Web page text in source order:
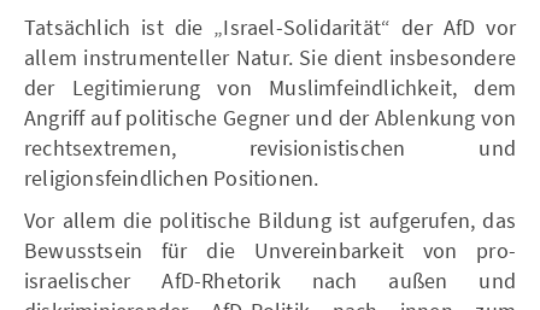
Tatsächlich ist die „Israel-Solidarität“ der AfD vor
allem instrumenteller Natur. Sie dient insbesondere
der Legitimierung von Muslimfeindlichkeit, dem
Angriff auf politische Gegner und der Ablenkung von
rechtsextremen, revisionistischen und
religionsfeindlichen Positionen.
Vor allem die politische Bildung ist aufgerufen, das
Bewusstsein für die Unvereinbarkeit von pro-
israelischer AfD-Rhetorik nach außen und